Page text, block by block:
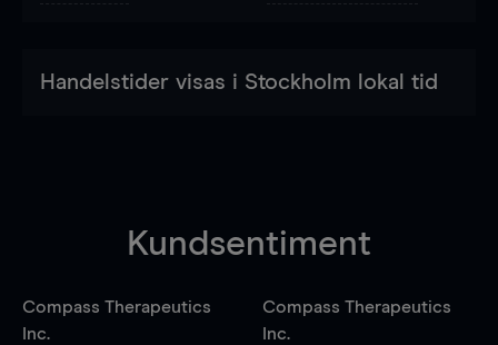
Handelstider visas i Stockholm lokal tid
Kundsentiment
Compass Therapeutics
Inc.
Compass Therapeutics
Inc.